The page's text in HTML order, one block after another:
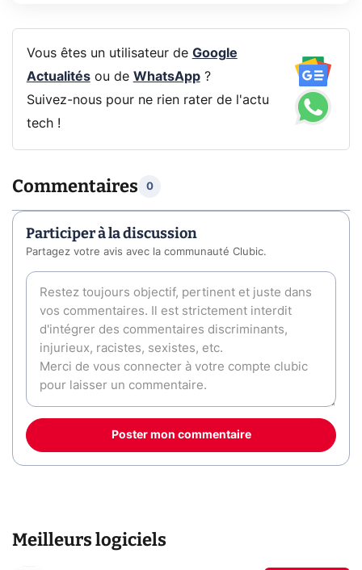
Vous êtes un utilisateur de Google
Actualitésou de WhatsApp?
Suivez-nous pour ne rien rater de l'actu
tech !
Commentaires 0
Participer à la discussion
Partagez votre avis avec la communauté Clubic.
Poster mon commentaire
Meilleurs logiciels